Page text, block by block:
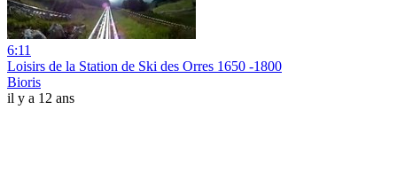
6:11
Loisirs de la Station de Ski des Orres 1650 -1800
Bioris
il y a 12 ans